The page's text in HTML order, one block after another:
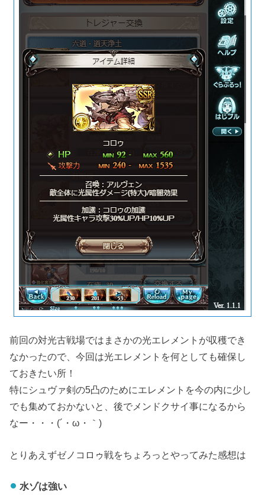
前回の対光古戦場ではまさかの光エレメントが収穫でき
なかったので、今回は光エレメントを何としても確保し
ておきたい所！
特にシュヴァ剣の5凸のためにエレメントを今の内に少し
でも集めておかないと、後でメンドクサイ事になるから
なー・・・(´・ω・｀)
とりあえずゼノコロゥ戦をちょろっとやってみた感想は
水ゾは強い